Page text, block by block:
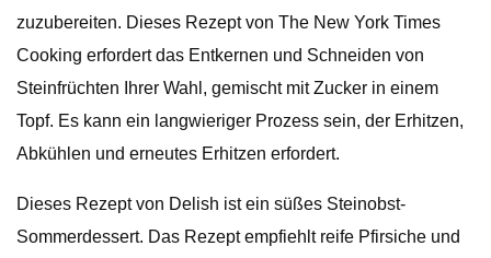
zuzubereiten. Dieses Rezept von The New York Times
Cooking erfordert das Entkernen und Schneiden von
Steinfrüchten Ihrer Wahl, gemischt mit Zucker in einem
Topf. Es kann ein langwieriger Prozess sein, der Erhitzen,
Abkühlen und erneutes Erhitzen erfordert.
Dieses Rezept von Delish ist ein süßes Steinobst-
Sommerdessert. Das Rezept empfiehlt reife Pfirsiche und